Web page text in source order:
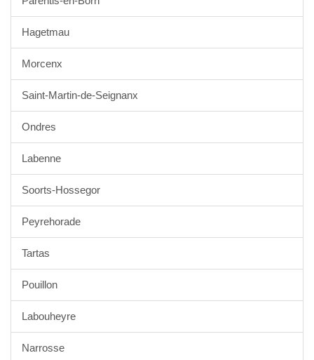
Hagetmau
Morcenx
Saint-Martin-de-Seignanx
Ondres
Labenne
Soorts-Hossegor
Peyrehorade
Tartas
Pouillon
Labouheyre
Narrosse